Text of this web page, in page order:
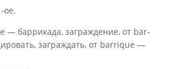
ое.
баррикада, заграждение, от bar-
заграждать, от barrique —